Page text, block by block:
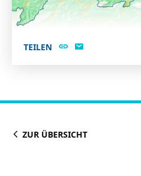
TEILEN
ZUR ÜBERSICHT